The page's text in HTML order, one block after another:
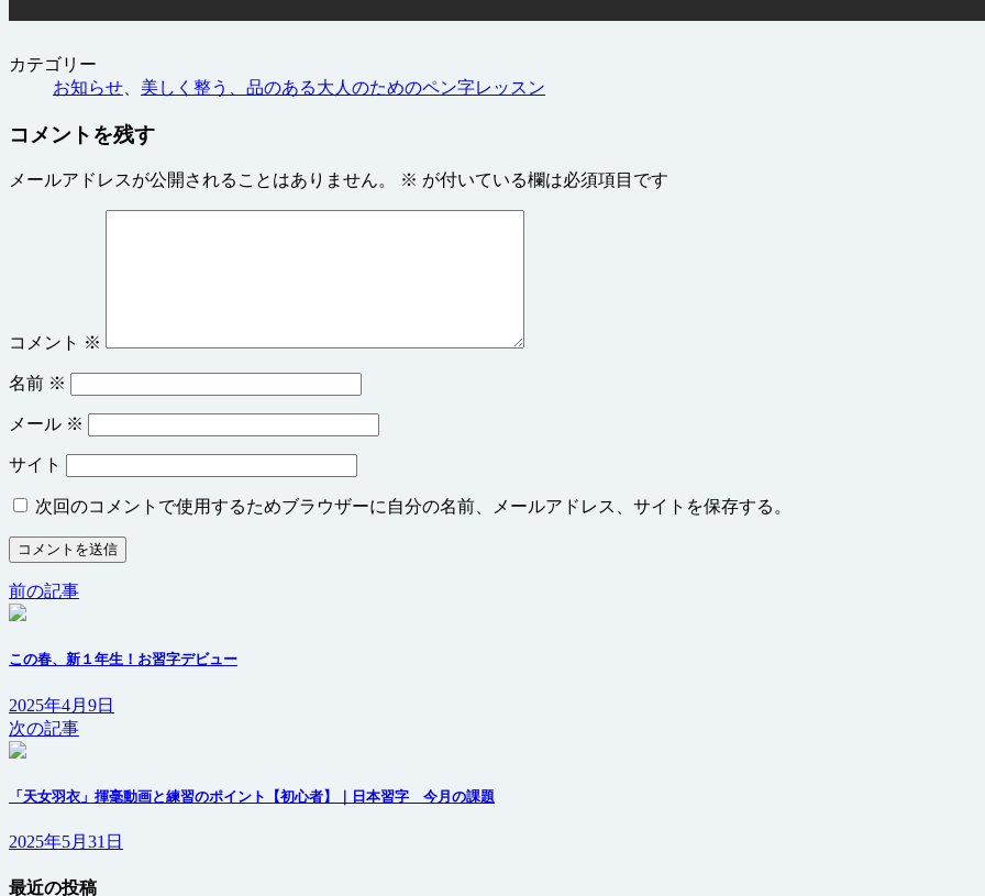
カテゴリー
お知らせ
美しく整う、品のある大人のためのペン字レッスン
コメントを残す
メールアドレスが公開されることはありません。 ※ が付いている欄は必須項目です
コメント ※
名前 ※
メール ※
サイト
次回のコメントで使用するためブラウザーに自分の名前、メールアドレス、サイトを保存する。
前の記事
この春、新１年生！お習字デビュー
2025年4月9日
次の記事
「天女羽衣」揮毫動画と練習のポイント【初心者】｜日本習字 今月の課題
2025年5月31日
最近の投稿